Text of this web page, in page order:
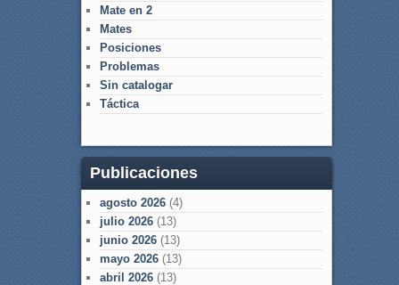
Mate en 2
Mates
Posiciones
Problemas
Sin catalogar
Táctica
Publicaciones
agosto 2026(4)
julio 2026(13)
junio 2026(13)
mayo 2026(13)
abril 2026(13)